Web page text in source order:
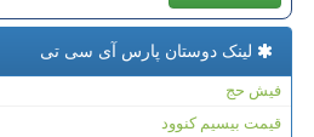
لینک دوستان پارس آی سی تی
فیش حج
قیمت بیسیم کنوود